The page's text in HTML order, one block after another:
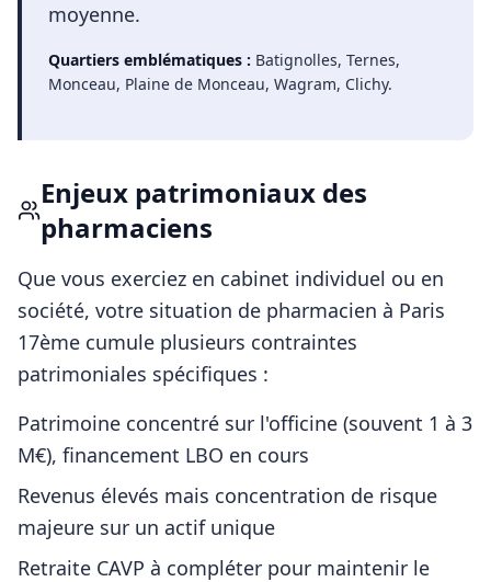
moyenne.
Quartiers emblématiques : Batignolles, Ternes,
Monceau, Plaine de Monceau, Wagram, Clichy.
Enjeux patrimoniaux des
pharmaciens
Que vous exerciez en cabinet individuel ou en
société, votre situation de pharmacien à Paris
17ème cumule plusieurs contraintes
patrimoniales spécifiques :
Patrimoine concentré sur l'officine (souvent 1 à 3
M€), financement LBO en cours
Revenus élevés mais concentration de risque
majeure sur un actif unique
Retraite CAVP à compléter pour maintenir le